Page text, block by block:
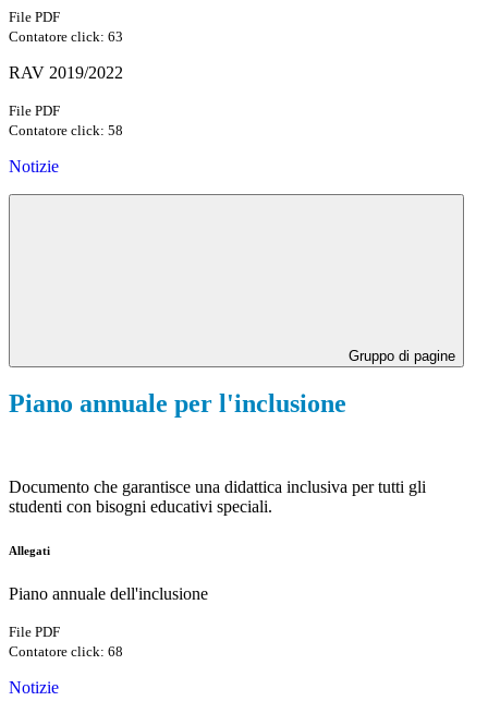
File PDF
Contatore click: 63
RAV 2019/2022
File PDF
Contatore click: 58
Notizie
Gruppo di pagine
Piano annuale per l'inclusione
Documento che garantisce una didattica inclusiva per tutti gli
studenti con bisogni educativi speciali.
Allegati
Piano annuale dell'inclusione
File PDF
Contatore click: 68
Notizie